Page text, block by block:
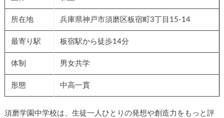
所在地 兵庫県神戸市須磨区板宿町3丁目15-14
最寄り駅 板宿駅から徒歩14分
体制 男女共学
形態 中高一貫
須磨学園中学校は、生徒一人ひとりの発想や創造力をもっと評